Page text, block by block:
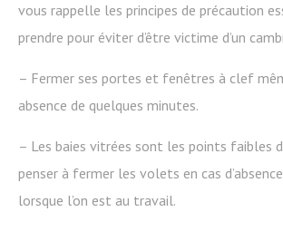
vous rappelle les principes de précaution
prendre pour éviter d’être victime d’un
– Fermer ses portes et fenêtres à clef
absence de quelques minutes.
– Les baies vitrées sont les points faibles
penser à fermer les volets en cas
lorsque l’on est au travail.